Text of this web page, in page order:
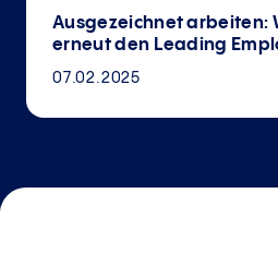
Ausgezeichnet arbeiten:
erneut den Leading
07.02.2025